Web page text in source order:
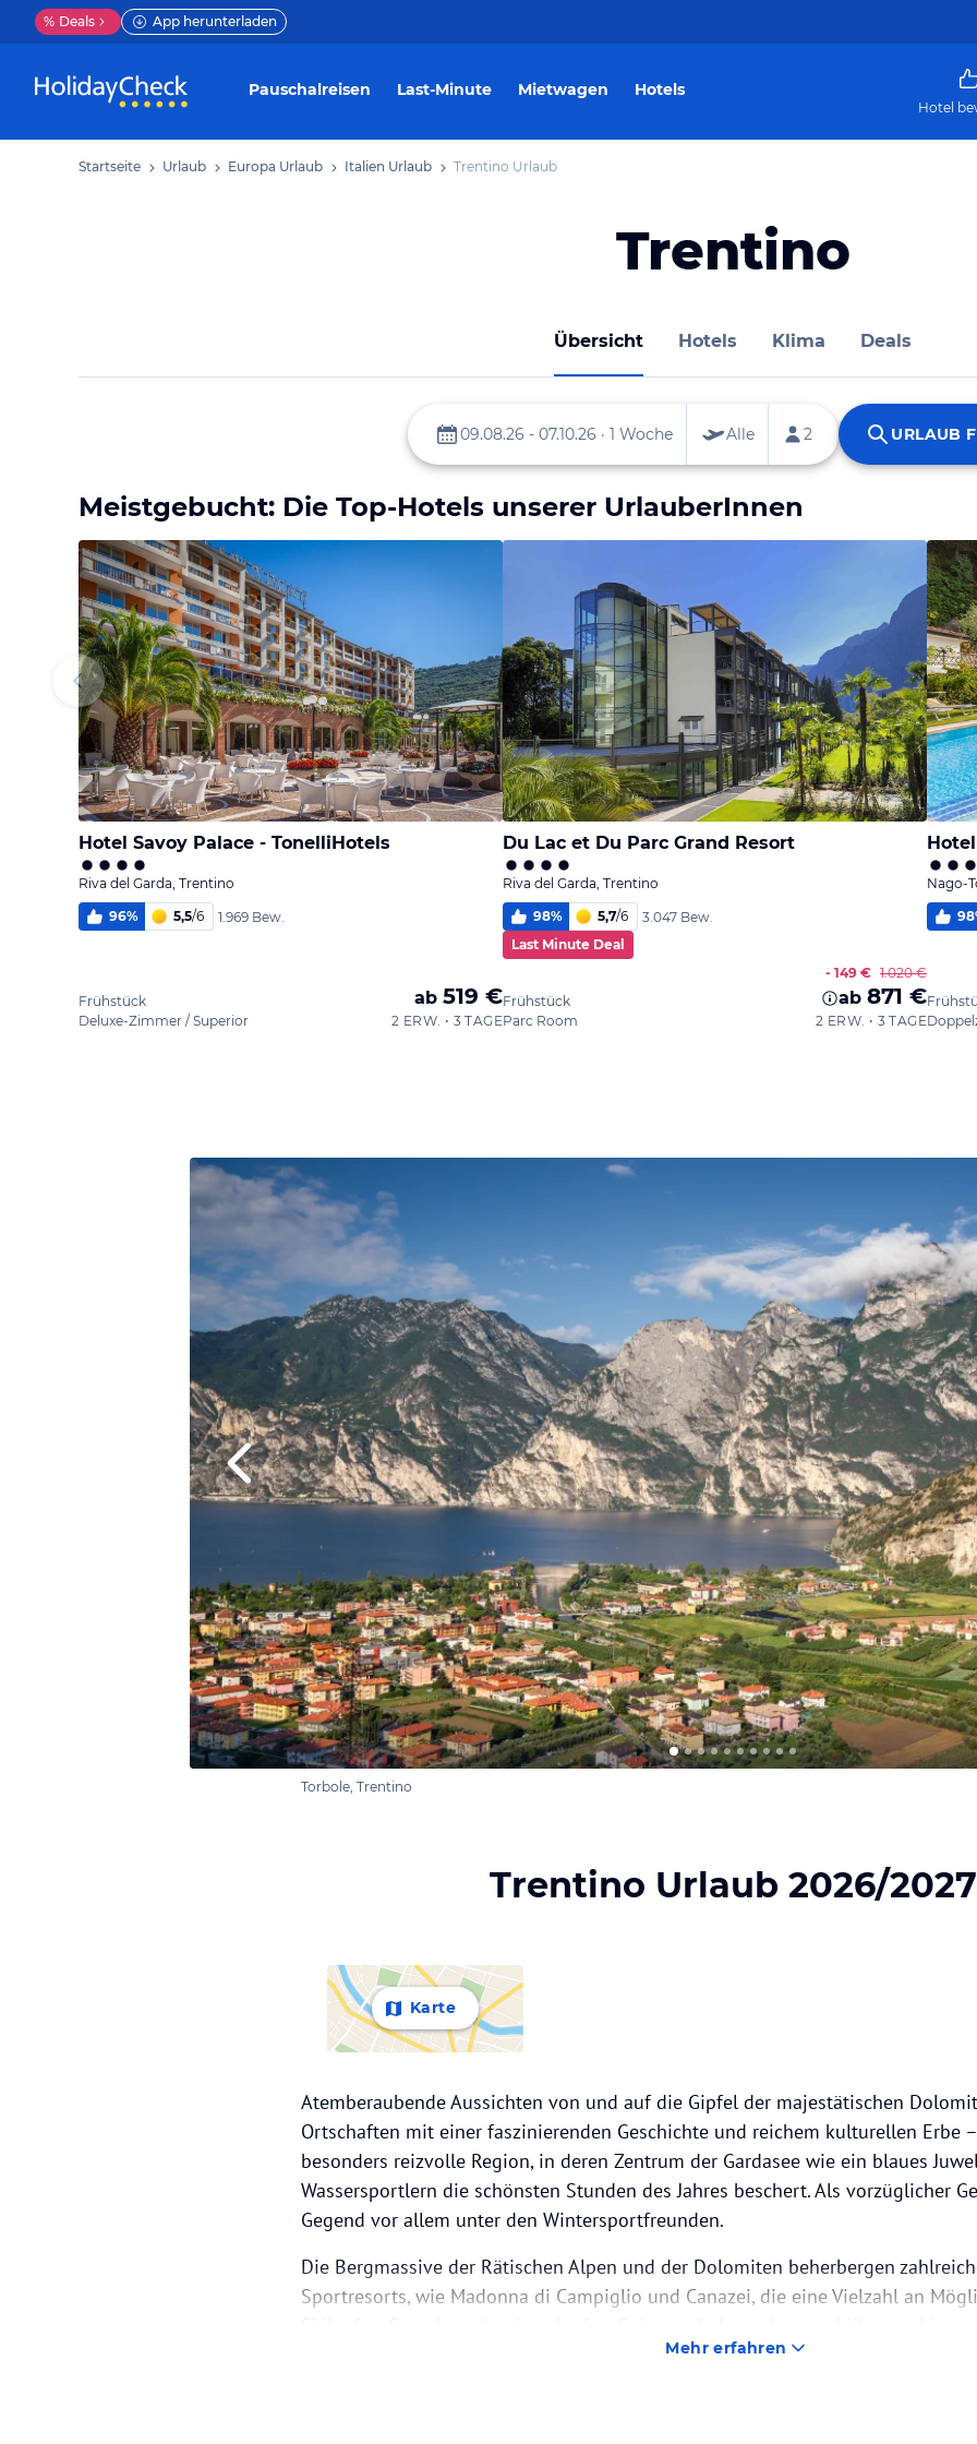
% Deals App herunterladen
Pauschalreisen Last-Minute Mietwagen Hotels
Hotel
Startseite Urlaub Europa Urlaub Italien Urlaub Trentino Urlaub
Trentino
Übersicht Hotels Klima Deals
Meistgebucht: Die Top-Hotels unserer UrlauberInnen
Hotel Savoy Palace - TonelliHotels
Riva del Garda, Trentino
96% 5,5/6 1.969 Bew.
Frühstück
Deluxe-Zimmer / Superior
ab 519 €
2 ERW. • 3 TAGE
Du Lac et Du Parc Grand Resort
Riva del Garda, Trentino
98% 5,7/6
3.047 Bew.
Last Minute Deal
Frühstück
Parc Room
- 149 € 1.020 €
ab 871 €
2 ERW. • 3 TAGE
Nago-
98
Torbole, Trentino
Trentino Urlaub 2026/2027
Karte
Atemberaubende Aussichten von und auf die Gipfel der majestätischen
Ortschaften mit einer faszinierenden Geschichte und reichem kulturellen Erbe
besonders reizvolle Region, in deren Zentrum der Gardasee wie ein blaues
Wassersportlern die schönsten Stunden des Jahres beschert. Als vorzüglicher
Gegend vor allem unter den Wintersportfreunden.
Die Bergmassive der Rätischen Alpen und der Dolomiten beherbergen
Sportresorts, wie Madonna di Campiglio und Canazei, die eine Vielzahl an
als auch Profis werden hier die passende Route für sich finden. Nur wenige
Mehr erfahren